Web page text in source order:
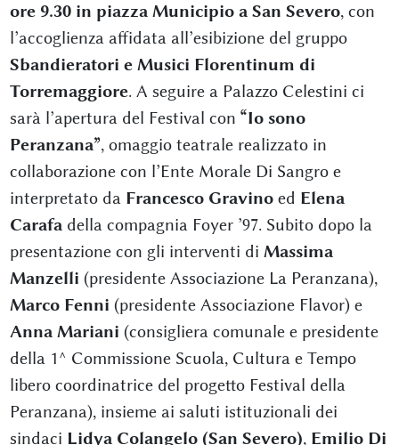
ore 9.30 in piazza Municipio a San Severo, con
l’accoglienza affidata all’esibizione del gruppo
Sbandieratori e Musici Florentinum di
Torremaggiore. A seguire a Palazzo Celestini ci
sarà l’apertura del Festival con “Io sono
Peranzana”, omaggio teatrale realizzato in
collaborazione con l’Ente Morale Di Sangro e
interpretato da Francesco Gravinoed Elena
Carafadella compagnia Foyer ’97. Subito dopo la
presentazione con gli interventi di Massima
Manzelli (presidente Associazione La Peranzana),
Marco Fenni (presidente Associazione Flavor) e
Anna Mariani (consigliera comunale e presidente
della 1^ Commissione Scuola, Cultura e Tempo
libero coordinatrice del progetto Festival della
Peranzana), insieme ai saluti istituzionali dei
sindaci Lidya Colangelo (San Severo), Emilio Di